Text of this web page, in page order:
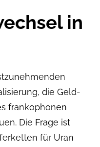
in
die Geld-
frankophonen
Die Frage ist
für Uran